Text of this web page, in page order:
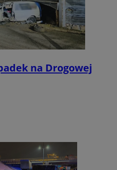
na Drogowej